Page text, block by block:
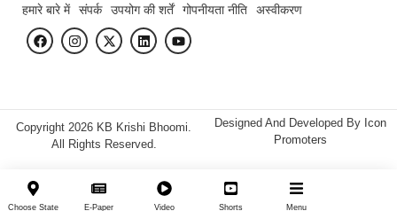
हमारे बारे में संपर्क उपयोग की शर्तें गोपनीयता नीति अस्वीकरण
Copyright 2026 KB Krishi Bhoomi.
All Rights Reserved.
Designed And Developed By Icon
Promoters
Choose State E-Paper Video Shorts Menu